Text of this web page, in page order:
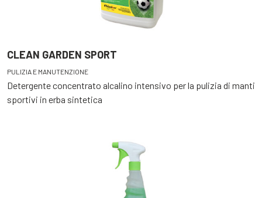
CLEAN GARDEN SPORT
PULIZIA E MANUTENZIONE
Detergente concentrato alcalino intensivo per la pulizia di manti
sportivi in erba sintetica